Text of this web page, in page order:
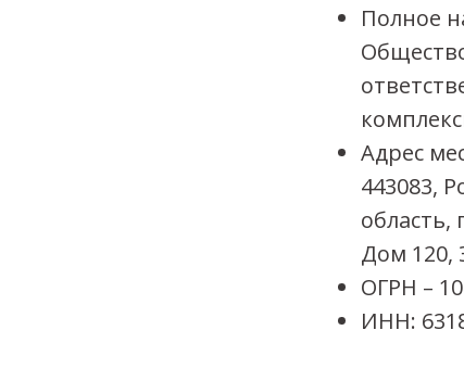
Полное
Адрес
443083,
область,
Дом 120,
ОГРН –
ИНН: